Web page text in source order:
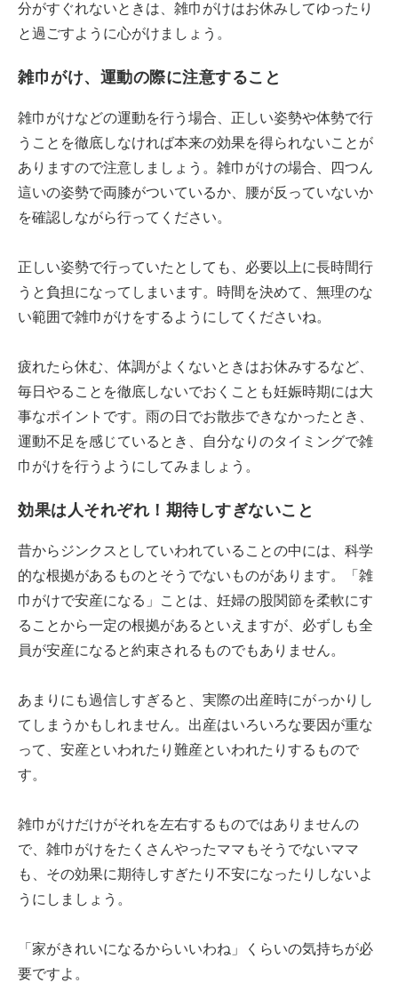
分がすぐれないときは、雑巾がけはお休みしてゆったり
と過ごすように心がけましょう。
雑巾がけ、運動の際に注意すること
雑巾がけなどの運動を行う場合、正しい姿勢や体勢で行
うことを徹底しなければ本来の効果を得られないことが
ありますので注意しましょう。雑巾がけの場合、四つん
這いの姿勢で両膝がついているか、腰が反っていないか
を確認しながら行ってください。
正しい姿勢で行っていたとしても、必要以上に長時間行
うと負担になってしまいます。時間を決めて、無理のな
い範囲で雑巾がけをするようにしてくださいね。
疲れたら休む、体調がよくないときはお休みするなど、
毎日やることを徹底しないでおくことも妊娠時期には大
事なポイントです。雨の日でお散歩できなかったとき、
運動不足を感じているとき、自分なりのタイミングで雑
巾がけを行うようにしてみましょう。
効果は人それぞれ！期待しすぎないこと
昔からジンクスとしていわれていることの中には、科学
的な根拠があるものとそうでないものがあります。「雑
巾がけで安産になる」ことは、妊婦の股関節を柔軟にす
ることから一定の根拠があるといえますが、必ずしも全
員が安産になると約束されるものでもありません。
あまりにも過信しすぎると、実際の出産時にがっかりし
てしまうかもしれません。出産はいろいろな要因が重な
って、安産といわれたり難産といわれたりするもので
す。
雑巾がけだけがそれを左右するものではありませんの
で、雑巾がけをたくさんやったママもそうでないママ
も、その効果に期待しすぎたり不安になったりしないよ
うにしましょう。
「家がきれいになるからいいわね」くらいの気持ちが必
要ですよ。